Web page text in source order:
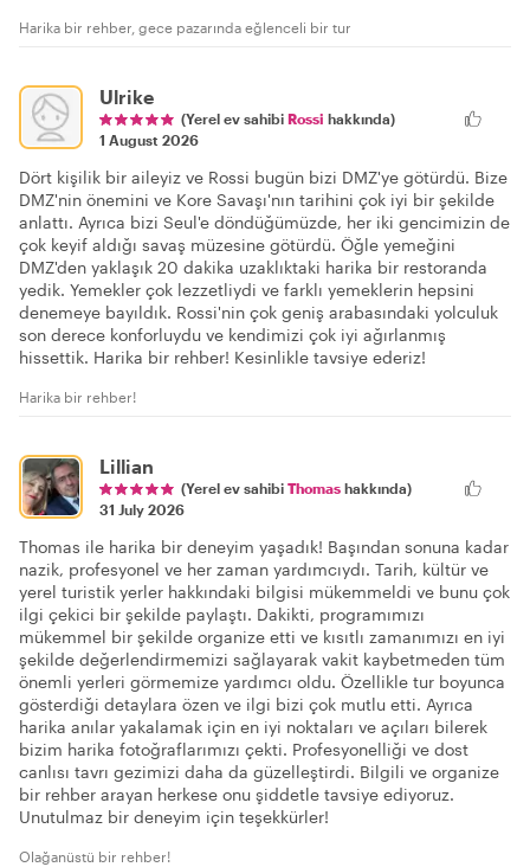
Harika bir rehber, gece pazarında eğlenceli bir tur
Ulrike
(Yerel ev sahibi Rossi hakkında)
1 August 2026
Dört kişilik bir aileyiz ve Rossi bugün bizi DMZ'ye götürdü. Bize
DMZ'nin önemini ve Kore Savaşı'nın tarihini çok iyi bir şekilde
anlattı. Ayrıca bizi Seul'e döndüğümüzde, her iki gencimizin de
çok keyif aldığı savaş müzesine götürdü. Öğle yemeğini
DMZ'den yaklaşık 20 dakika uzaklıktaki harika bir restoranda
yedik. Yemekler çok lezzetliydi ve farklı yemeklerin hepsini
denemeye bayıldık. Rossi'nin çok geniş arabasındaki yolculuk
son derece konforluydu ve kendimizi çok iyi ağırlanmış
hissettik. Harika bir rehber! Kesinlikle tavsiye ederiz!
Harika bir rehber!
Lillian
(Yerel ev sahibi Thomas hakkında)
31 July 2026
Thomas ile harika bir deneyim yaşadık! Başından sonuna kadar
nazik, profesyonel ve her zaman yardımcıydı. Tarih, kültür ve
yerel turistik yerler hakkındaki bilgisi mükemmeldi ve bunu çok
ilgi çekici bir şekilde paylaştı. Dakikti, programımızı
mükemmel bir şekilde organize etti ve kısıtlı zamanımızı en iyi
şekilde değerlendirmemizi sağlayarak vakit kaybetmeden tüm
önemli yerleri görmemize yardımcı oldu. Özellikle tur boyunca
gösterdiği detaylara özen ve ilgi bizi çok mutlu etti. Ayrıca
harika anılar yakalamak için en iyi noktaları ve açıları bilerek
bizim harika fotoğraflarımızı çekti. Profesyonelliği ve dost
canlısı tavrı gezimizi daha da güzelleştirdi. Bilgili ve organize
bir rehber arayan herkese onu şiddetle tavsiye ediyoruz.
Unutulmaz bir deneyim için teşekkürler!
Olağanüstü bir rehber!